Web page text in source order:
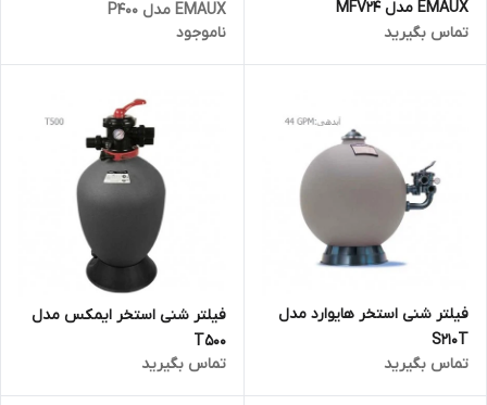
EMAUX مدل MFV24
تماس بگیرید
EMAUX مدل P400
ناموجود
فیلتر شنی استخر هایوارد مدل
S210T
تماس بگیرید
فیلتر شنی استخر ایمکس مدل
T500
تماس بگیرید